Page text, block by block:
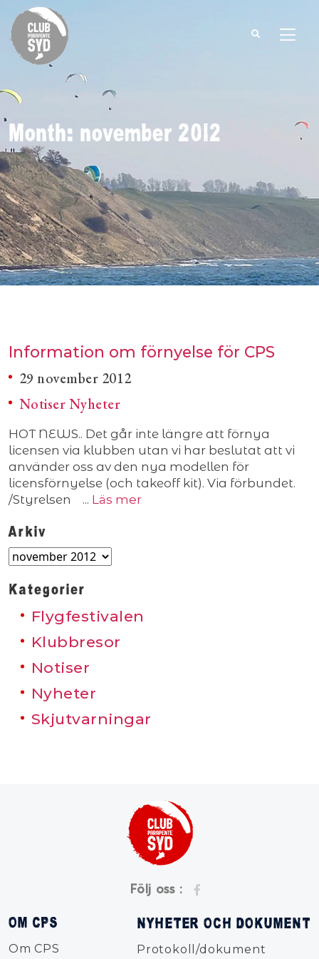
Month: november 2012
Information om förnyelse för CPS
29 november 2012
NotiserNyheter
HOT NEWS.. Det går inte längre att förnya
licensen via klubben utan vi har beslutat att vi
använder oss av den nya modellen för
licensförnyelse (och takeoff kit). Via förbundet.
/Styrelsen ... Läs mer
Arkiv
Arkiv
Kategorier
Flygfestivalen
Klubbresor
Notiser
Nyheter
Skjutvarningar
Följ oss :
OM CPS
Om CPS
NYHETER OCH DOKUMENT
Protokoll/dokument